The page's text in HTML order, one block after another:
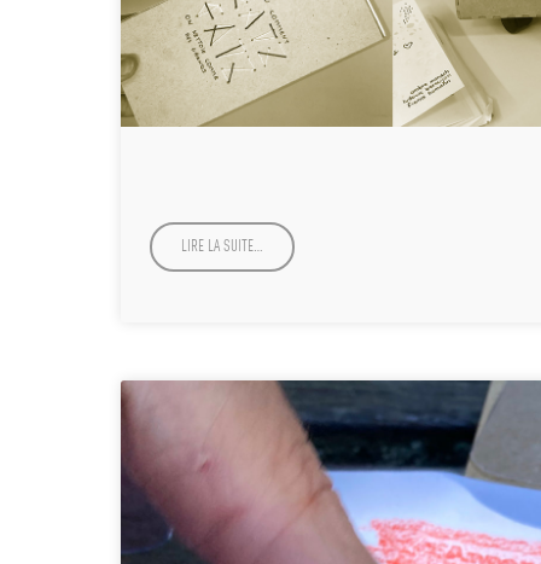
LIRE LA SUITE…